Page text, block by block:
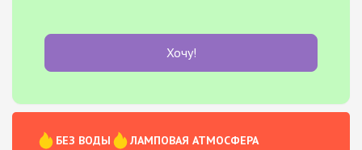
Хочу!
БЕЗ ВОДЫ
ЛАМПОВАЯ АТМОСФЕРА